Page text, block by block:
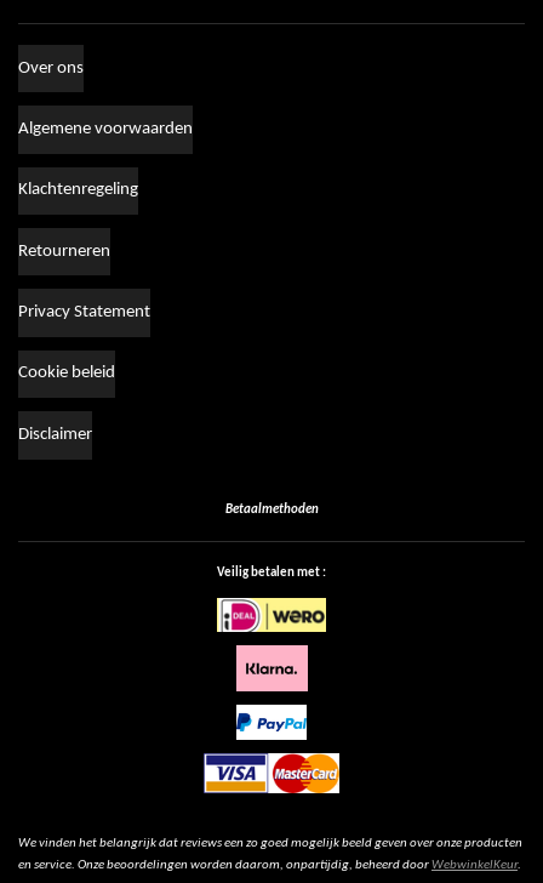
Over ons
Algemene voorwaarden
Klachtenregeling
Retourneren
Privacy Statement
Cookie beleid
Disclaimer
Betaalmethoden
Veilig betalen met :
We vinden het belangrijk dat reviews een zo goed mogelijk beeld geven over onze producten
en service. Onze beoordelingen worden daarom, onpartijdig, beheerd doorWebwinkelKeur.